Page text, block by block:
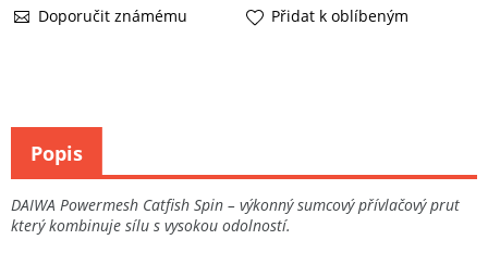
Doporučit známému
Přidat k oblíbeným
DAIWA Powermesh Catfish Spin – výkonný sumcový přívlačový prut
který kombinuje sílu s vysokou odolností.
Popis